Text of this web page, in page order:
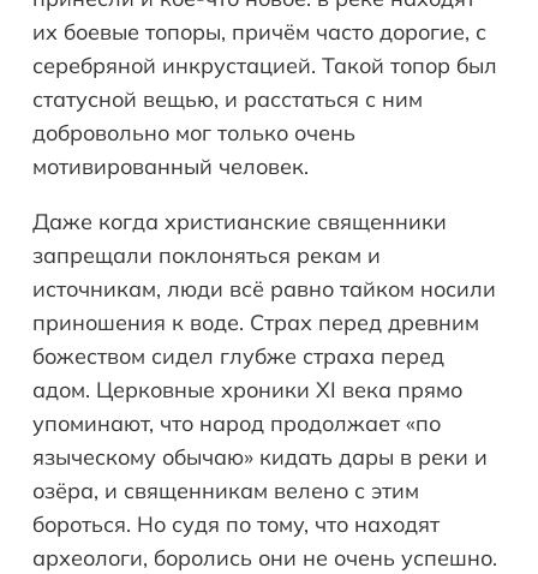
их боевые топоры, причём часто дорогие, с
серебряной инкрустацией. Такой топор был
статусной вещью, и расстаться с ним
добровольно мог только очень
мотивированный человек.
Даже когда христианские священники
запрещали поклоняться рекам и
источникам, люди всё равно тайком носили
приношения к воде. Страх перед древним
божеством сидел глубже страха перед
адом. Церковные хроники XI века прямо
упоминают, что народ продолжает «по
языческому обычаю» кидать дары в реки и
озёра, и священникам велено с этим
бороться. Но судя по тому, что находят
археологи, боролись они не очень успешно.